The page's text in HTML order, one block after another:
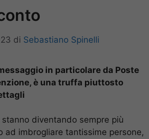
di Sebastiano Spinelli
in particolare da Poste
è una truffa piuttosto
diventando sempre più
ad imbrogliare tantissime persone,